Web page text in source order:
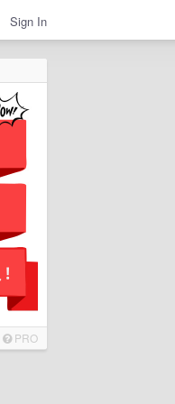
Sign In
PRO